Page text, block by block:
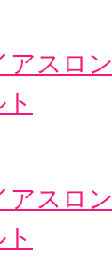
アスロン
アスロン